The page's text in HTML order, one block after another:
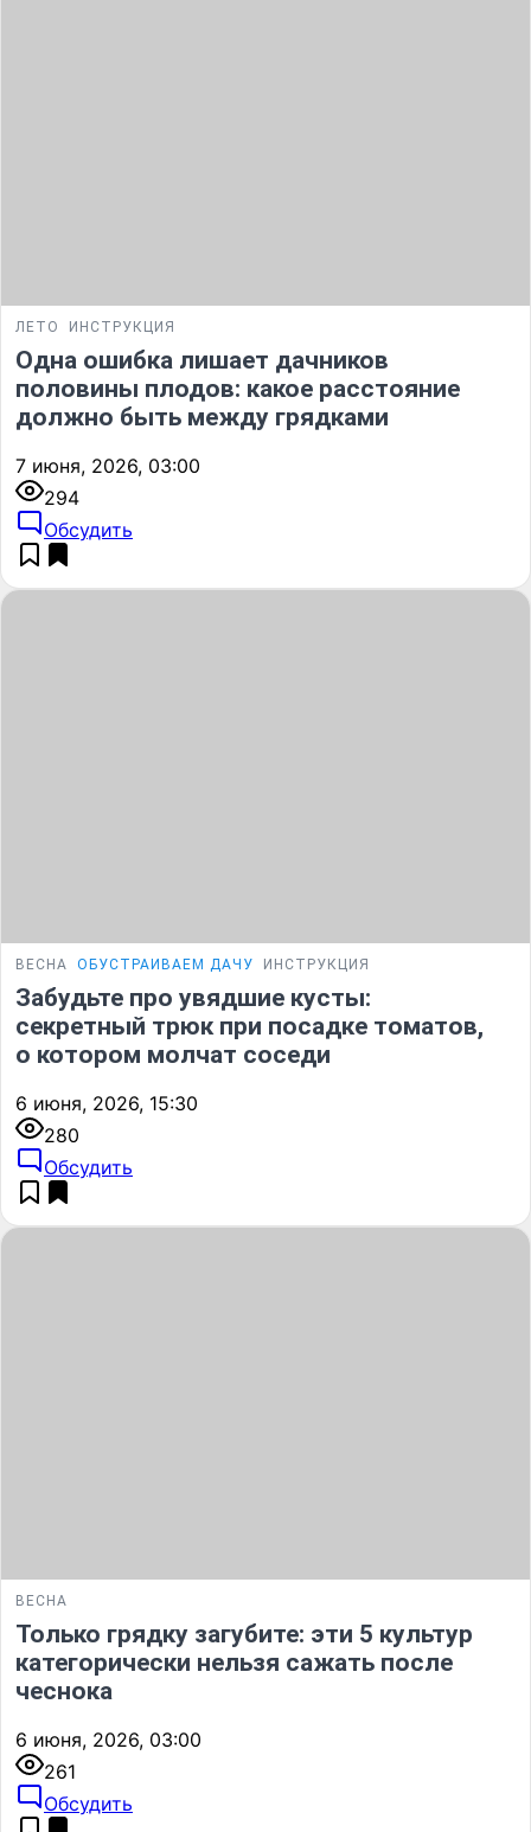
ЛЕТО ИНСТРУКЦИЯ
Одна ошибка лишает дачников
половины плодов: какое расстояние
должно быть между грядками
7 июня, 2026, 03:00
294
Обсудить
ВЕСНА ОБУСТРАИВАЕМ ДАЧУ ИНСТРУКЦИЯ
Забудьте про увядшие кусты:
секретный трюк при посадке томатов,
о котором молчат соседи
6 июня, 2026, 15:30
280
Обсудить
ВЕСНА
Только грядку загубите: эти 5 культур
категорически нельзя сажать после
чеснока
6 июня, 2026, 03:00
261
Обсудить